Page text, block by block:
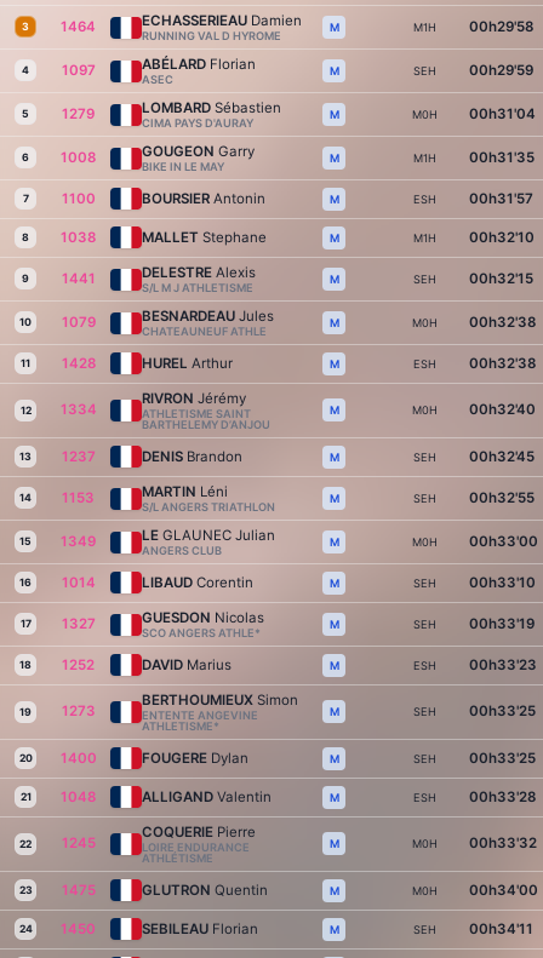
3 1464 ECHASSERIEAU Damien
RUNNING VAL D HYROME
M M1H 00h29'58
4 1097 ABÉLARD Florian
ASEC
M SEH 00h29'59
5 1279 LOMBARD Sébastien
CIMA PAYS D'AURAY
M M0H 00h31'04
6 1008 GOUGEON Garry
BIKE IN LE MAY
M M1H 00h31'35
7 1100 BOURSIER Antonin M ESH 00h31'57
8 1038 MALLET Stephane M M1H 00h32'10
9 1441 DELESTRE Alexis
S/L M J ATHLETISME
M SEH 00h32'15
10 1079 BESNARDEAU Jules
CHATEAUNEUF ATHLE
M M0H 00h32'38
11 1428 HUREL Arthur M ESH 00h32'38
12 1334
RIVRON Jérémy
ATHLETISME SAINT
BARTHELEMY D’ANJOU
M M0H 00h32'40
13 1237 DENIS Brandon M SEH 00h32'45
14 1153 MARTIN Léni
S/L ANGERS TRIATHLON
M SEH 00h32'55
15 1349 LE GLAUNEC Julian
ANGERS CLUB
M M0H 00h33'00
16 1014 LIBAUD Corentin M SEH 00h33'10
17 1327 GUESDON Nicolas
SCO ANGERS ATHLE*
M SEH 00h33'19
18 1252 DAVID Marius M ESH 00h33'23
19 1273
BERTHOUMIEUX Simon
ENTENTE ANGEVINE
ATHLETISME*
M SEH 00h33'25
20 1400 FOUGERE Dylan M SEH 00h33'25
21 1048 ALLIGAND Valentin M ESH 00h33'28
22 1245
COQUERIE Pierre
LOIRE ENDURANCE
ATHLÉTISME
M M0H 00h33'32
23 1475 GLUTRON Quentin M M0H 00h34'00
24 1450 SEBILEAU Florian M SEH 00h34'11